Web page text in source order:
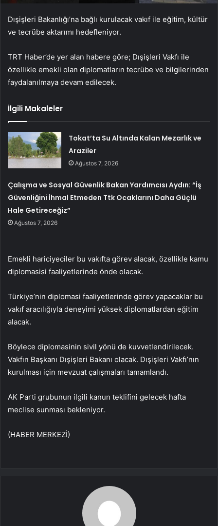
Dışişleri Bakanlığı’na bağlı kurulacak vakıf ile eğitim, kültür
ve tecrübe aktarımı hedefleniyor.
TRT Haber’de yer alan habere göre; Dışişleri Vakfı ile
özellikle emekli olan diplomatların tecrübe ve bilgilerinden
faydalanılmaya devam edilecek.
İlgili Makaleler
Tokat’ta Su Altında Kalan Mezarlık ve
Araziler
Ağustos 7, 2026
Çalışma ve Sosyal Güvenlik Bakan Yardımcısı Aydın: “İş
Güvenliğini İhmal Etmeden Ttk Ocaklarını Daha Güçlü
Hale Getireceğiz”
Ağustos 7, 2026
Emekli hariciyeciler bu vakıfta görev alacak, özellikle kamu
diplomasisi faaliyetlerinde önde olacak.
Türkiye’nin diplomasi faaliyetlerinde görev yapacaklar bu
vakıf aracılığıyla deneyimi yüksek diplomatlardan eğitim
alacak.
Böylece diplomasinin sivil yönü de kuvvetlendirilecek.
Vakfın Başkanı Dışişleri Bakanı olacak. Dışişleri Vakfı’nın
kurulması için mevzuat çalışmaları tamamlandı.
AK Parti grubunun ilgili kanun teklifini gelecek hafta
meclise sunması bekleniyor.
(HABER MERKEZİ)